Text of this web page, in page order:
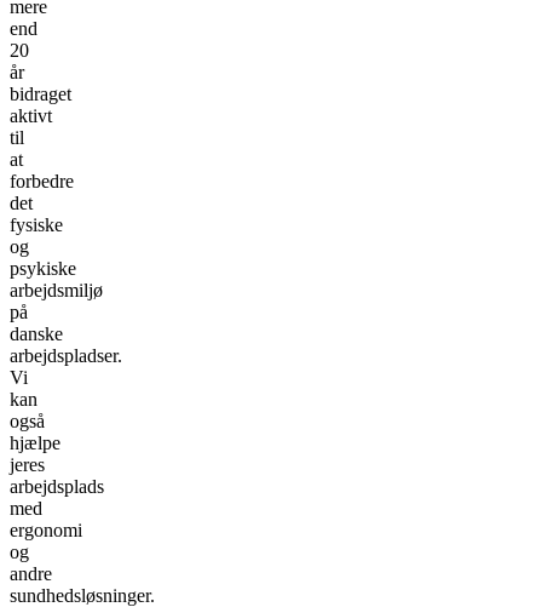
mere
end
20
år
bidraget
aktivt
til
at
forbedre
det
fysiske
og
psykiske
arbejdsmiljø
på
danske
arbejdspladser.
Vi
kan
også
hjælpe
jeres
arbejdsplads
med
ergonomi
og
andre
sundhedsløsninger.